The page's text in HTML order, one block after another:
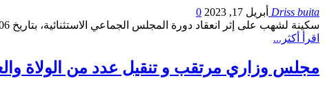
Driss buita أبريل 17, 2023
0
سكينة لشهب على إثر انعقاد دورة المجلس الجماعي الاستثنائية، بتاريخ 06 أبريل 2023، أصدرت جمعية أبي النور لتجار وكسابي المواشي بالاسواق الاسبوعية لاقليم سيدي بنور، بيانا…
اقرأ أكثر...
مجلس وزاري مرتقب و تنقيل عدد من الولاة